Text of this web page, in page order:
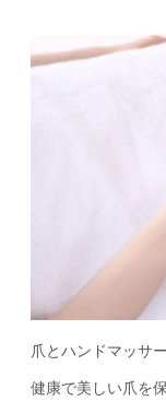
爪とハンドマッサ
健康で美しい爪を